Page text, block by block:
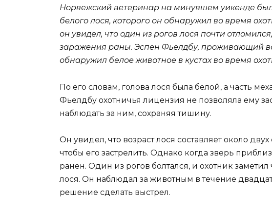
Норвежский ветеринар на минувшем уикенде
белого лося, которого он обнаружил во время
он увидел, что один из рогов лося почти
заражения раны. Эспен Фьелдбу, проживающий
обнаружил белое животное в кустах во время
По его словам, голова лося была белой, а часть
Фьелдбу охотничья лицензия не позволяла ему
наблюдать за ним, сохраняя тишину.
Он увидел, что возраст лося составляет около
чтобы его застрелить. Однако когда зверь
ранен. Один из рогов болтался, и охотник
лося. Он наблюдал за животным в течение
решение сделать выстрел.